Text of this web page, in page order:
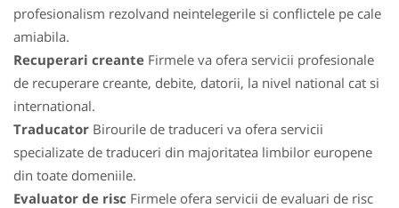
profesionalism rezolvand neintelegerile si conflictele pe cale
amiabila.
Recuperari creante Firmele va ofera servicii profesionale
de recuperare creante, debite, datorii, la nivel national cat si
international.
Traducator Birourile de traduceri va ofera servicii
specializate de traduceri din majoritatea limbilor europene
din toate domeniile.
Evaluator de risc Firmele ofera servicii de evaluari de risc